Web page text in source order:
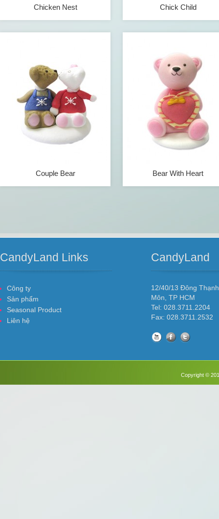
Chicken Nest Chick Child
Couple Bear Bear With Heart
CandyLand Links
Công ty
Sản phẩm
Seasonal Product
Liên hệ
CandyLand
12/40/13 Đông
Môn, TP HCM
Tel: 028.3711.2204
Fax: 028.3711.2532
Copyright ©